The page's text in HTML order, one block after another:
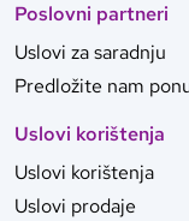
Poslovni partneri
Uslovi za saradnju
Predložite nam
Uslovi korištenja
Uslovi korištenja
Uslovi prodaje